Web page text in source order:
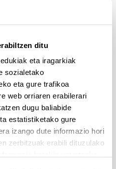
ditu
eta iragarkiak
sozialetako
eta gure trafikoa
web orriaren erabilerari
dugu baliabide
estatistiketako gure
izango dute informazio hori
zerbitzuak erabili dituzulako
arduraldia aldatzeko
bat zuzendu behar diozu
akademikoari.
duzun inprimakia
elektronikoz bidali
arduradunari. Aldaketa
dute zein epe
Itzuli gora